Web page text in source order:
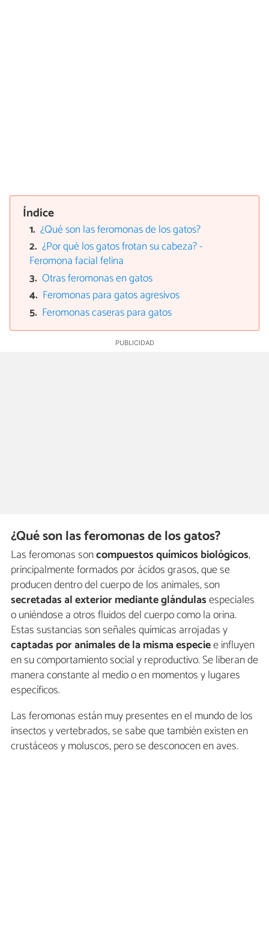
Índice
¿Qué son las feromonas de los gatos?
¿Por qué los gatos frotan su cabeza? -
Feromona facial felina
Otras feromonas en gatos
Feromonas para gatos agresivos
Feromonas caseras para gatos
¿Qué son las feromonas de los gatos?
Las feromonas soncompuestos químicos biológicos,
principalmente formados por ácidos grasos, que se
producen dentro del cuerpo de los animales, son
secretadas al exterior mediante glándulasespeciales
o uniéndose a otros fluidos del cuerpo como la orina.
Estas sustancias son señales químicas arrojadas y
captadas por animales de lamisma especiee influyen
en su comportamiento social y reproductivo. Se liberan de
manera constante al medio o en momentos y lugares
específicos.
Las feromonas están muy presentes en el mundo de los
insectos y vertebrados, se sabe que también existen en
crustáceos y moluscos, pero se desconocen en aves.